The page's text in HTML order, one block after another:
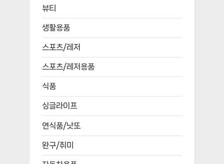
뷰티
생활용품
스포츠/레저
스포츠/레저용품
식품
싱글라이프
연식품/낫또
완구/취미